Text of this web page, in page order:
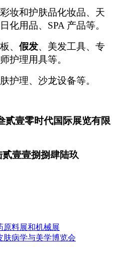
妆和护肤品化妆品、天
化用品、SPA 产品等。
、 假发、美发工具、专
护理用具等。
护理、沙龙设备等。
贰壹零时代国际展览有限
贰壹壹捌捌肆陆玖
原料展和机械展
肤病学与美学博览会